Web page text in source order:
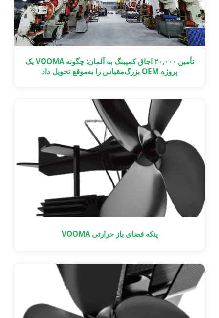
تأمین ۲۰,۰۰۰ اجاق کمپینگ به آلمان: چگونه VOOMA یک
پروژه OEM بزرگ‌مقیاس را به‌موقع تحویل داد
پنکه فضای باز حرارتی VOOMA